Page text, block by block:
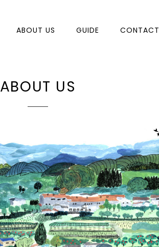
ABOUT US GUIDE CONTACT
ABOUT US